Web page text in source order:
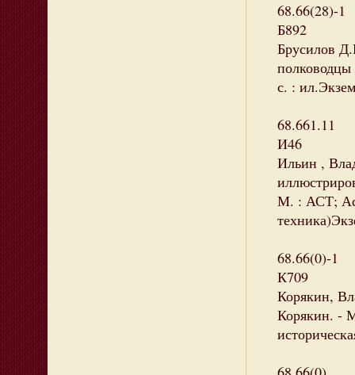
68.66(28)-1
Б892
Брусилов
с. :
68.661.11
И46
Ильин ,
М. : АСТ;
68.66(0)-1
К709
Корякин,
Корякин. -